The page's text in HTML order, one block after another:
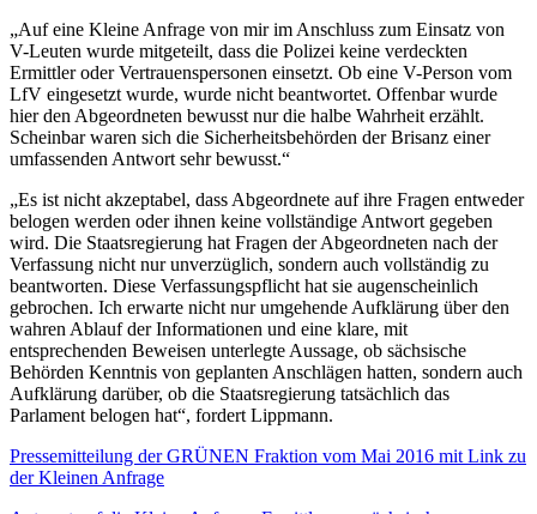
„Auf eine Kleine Anfrage von mir im Anschluss zum Einsatz von
V-Leuten wurde mitgeteilt, dass die Polizei keine verdeckten
Ermittler oder Vertrauenspersonen einsetzt. Ob eine V-Person vom
LfV eingesetzt wurde, wurde nicht beantwortet. Offenbar wurde
hier den Abgeordneten bewusst nur die halbe Wahrheit erzählt.
Scheinbar waren sich die Sicherheitsbehörden der Brisanz einer
umfassenden Antwort sehr bewusst.“
„Es ist nicht akzeptabel, dass Abgeordnete auf ihre Fragen entweder
belogen werden oder ihnen keine vollständige Antwort gegeben
wird. Die Staatsregierung hat Fragen der Abgeordneten nach der
Verfassung nicht nur unverzüglich, sondern auch vollständig zu
beantworten. Diese Verfassungspflicht hat sie augenscheinlich
gebrochen. Ich erwarte nicht nur umgehende Aufklärung über den
wahren Ablauf der Informationen und eine klare, mit
entsprechenden Beweisen unterlegte Aussage, ob sächsische
Behörden Kenntnis von geplanten Anschlägen hatten, sondern auch
Aufklärung darüber, ob die Staatsregierung tatsächlich das
Parlament belogen hat“, fordert Lippmann.
Pressemitteilung der GRÜNEN Fraktion vom Mai 2016 mit Link zu
der Kleinen Anfrage